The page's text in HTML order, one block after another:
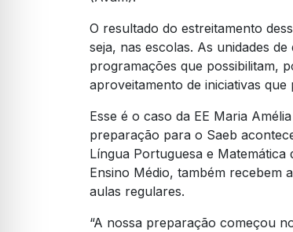
O resultado do estreitamento
seja, nas escolas. As unidades
programações que possibilitam,
aproveitamento de iniciativas
Esse é o caso da EE Maria
preparação para o Saeb
Língua Portuguesa e Matemática
Ensino Médio, também recebem
aulas regulares.
“A nossa preparação começou